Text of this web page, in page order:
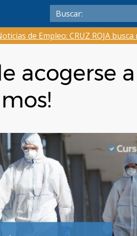
de Empleo: CRUZ ROJA
acogerse